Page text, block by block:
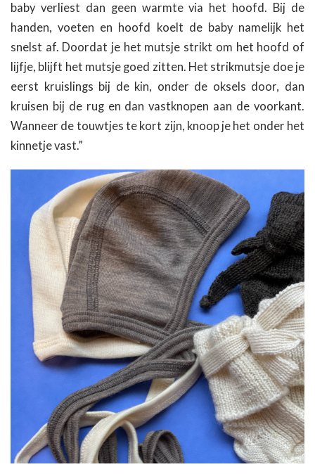
baby verliest dan geen warmte via het hoofd. Bij de
handen, voeten en hoofd koelt de baby namelijk het
snelst af. Doordat je het mutsje strikt om het hoofd of
lijfje, blijft het mutsje goed zitten. Het strikmutsje doe je
eerst kruislings bij de kin, onder de oksels door, dan
kruisen bij de rug en dan vastknopen aan de voorkant.
Wanneer de touwtjes te kort zijn, knoop je het onder het
kinnetje vast.”